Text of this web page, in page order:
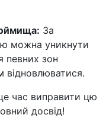
За
можна уникнути
певних зон
час виправити цю
досвід!